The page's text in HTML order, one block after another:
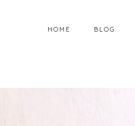
HOME BLOG